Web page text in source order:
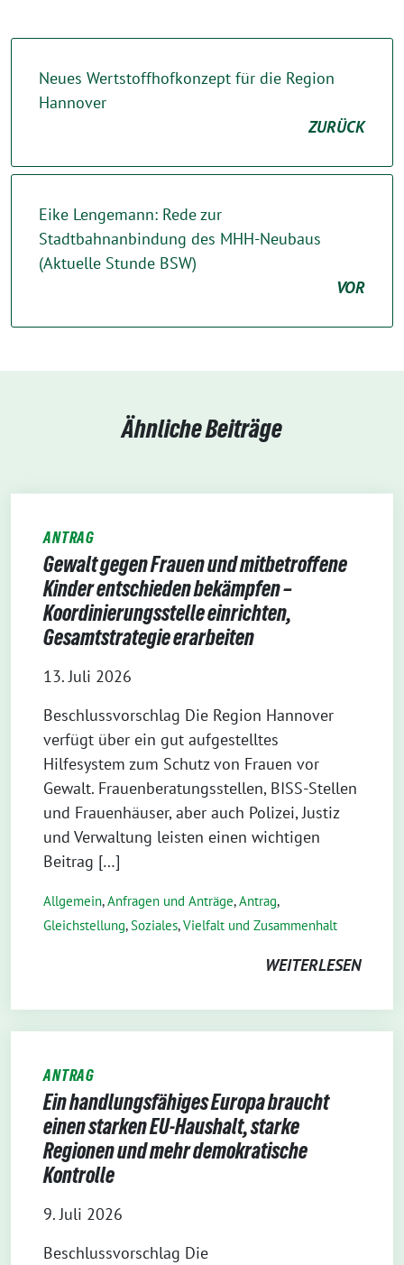
Neues Wertstoffhofkonzept für die Region
Hannover
ZURÜCK
Eike Lengemann: Rede zur
Stadtbahnanbindung des MHH-Neubaus
(Aktuelle Stunde BSW)
VOR
Ähnliche Beiträge
ANTRAG
Gewalt gegen Frauen und mitbetroffene
Kinder entschieden bekämpfen –
Koordinierungsstelle einrichten,
Gesamtstrategie erarbeiten
13. Juli 2026
Beschlussvorschlag Die Region Hannover
verfügt über ein gut aufgestelltes
Hilfesystem zum Schutz von Frauen vor
Gewalt. Frauenberatungsstellen, BISS-Stellen
und Frauenhäuser, aber auch Polizei, Justiz
und Verwaltung leisten einen wichtigen
Beitrag […]
Allgemein,Anfragen und Anträge,Antrag,
Gleichstellung,Soziales,Vielfalt und Zusammenhalt
WEITERLESEN
ANTRAG
Ein handlungsfähiges Europa braucht
einen starken EU-Haushalt, starke
Regionen und mehr demokratische
Kontrolle
9. Juli 2026
Beschlussvorschlag Die